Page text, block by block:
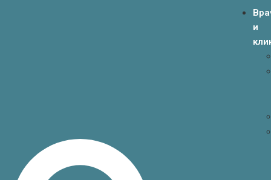
и